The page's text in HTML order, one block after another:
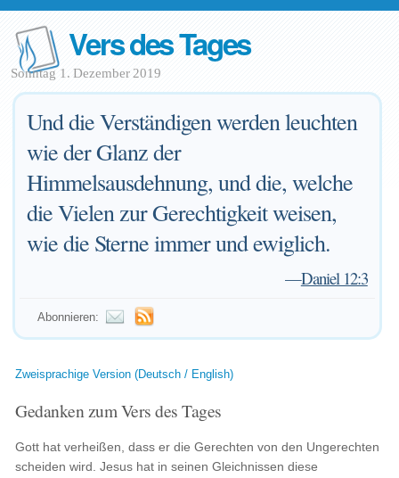
Vers des Tages
Sonntag 1. Dezember 2019
Und die Verständigen werden leuchten
wie der Glanz der
Himmelsausdehnung, und die, welche
die Vielen zur Gerechtigkeit weisen,
wie die Sterne immer und ewiglich.
—Daniel 12:3
Abonnieren:
Zweisprachige Version (Deutsch / English)
Gedanken zum Vers des Tages
Gott hat verheißen, dass er die Gerechten von den Ungerechten
scheiden wird. Jesus hat in seinen Gleichnissen diese